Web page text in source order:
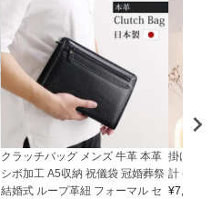
クラッチバッグ メンズ 牛革 本革
シボ加工 A5収納 祝儀袋 冠婚葬祭
結婚式 ループ革紐 フォーマル セ
掛け時
計
¥7,150